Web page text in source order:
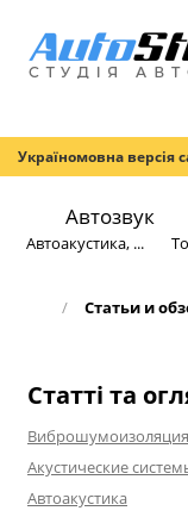
Україномовна версія
Автозвук
Автоакустика, ...
/ Статьи и
Статті та
Виброшумоизоляция
Акустические
Автоакустика